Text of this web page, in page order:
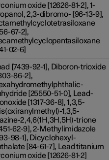
oxide [12626-81-2], 1-
2,3-dibromo- [96-13-9],
67-2],
02-6]
[7439-92-1], Diboron-trioxide
86-2],
[25550-51-0], Lead-
[1317-36-8], 1,3,5-
1,3,5-
2,4,6(1H,3H,5H)-trione
62-9], 2-Methylimidazole
98-1], Dicyclohexyl-
[84-61-7], Lead titanium
oxide [12626-81-2]